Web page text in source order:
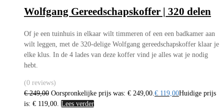
Wolfgang Gereedschapskoffer | 320 delen
Of je een tuinhuis in elkaar wilt timmeren of een een badkamer aan
wilt leggen, met de 320-delige Wolfgang gereedschapskoffer klaar je
elke klus. In de 4 lades van deze koffer vind je alles wat je nodig
hebt.
(0 reviews)
€249,00 Oorspronkelijke prijs was: € 249,00. € 119,00Huidige prijs
is: € 119,00. Lees verder